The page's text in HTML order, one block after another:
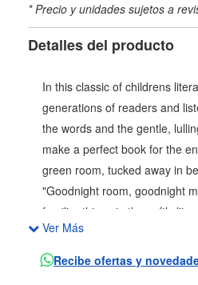
* Precio y unidades sujetos a
Detalles del producto
In this classic of childrens
generations of readers and
the words and the gentle,
make a perfect book for the
green room, tucked away in
"Goodnight room, goodnight
familiar things in the softly lit
three little bears sitting on
socks, to the mittens and the
Ver Más
Recibe ofertas y